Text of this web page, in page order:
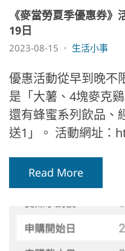
《麥當勞夏季優惠券
19日
2023-08-15 生活小事
優惠活動從早到晚不
是「大薯、4塊麥克
還有蜂蜜系列飲品、
送1」。 活動網址
Read More